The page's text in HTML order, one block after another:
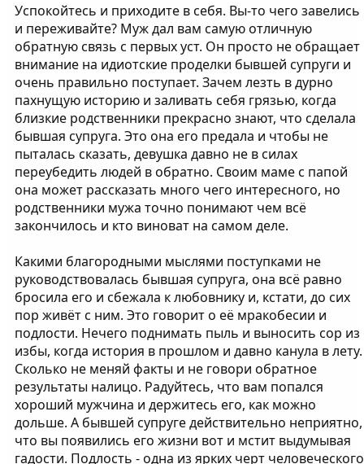
Успокойтесь и приходите в себя. Вы-то чего завелись
и переживайте? Муж дал вам самую отличную
обратную связь с первых уст. Он просто не обращает
внимание на идиотские проделки бывшей супруги и
очень правильно поступает. Зачем лезть в дурно
пахнущую историю и заливать себя грязью, когда
близкие родственники прекрасно знают, что сделала
бывшая супруга. Это она его предала и чтобы не
пыталась сказать, девушка давно не в силах
переубедить людей в обратно. Своим маме с папой
она может рассказать много чего интересного, но
родственники мужа точно понимают чем всё
закончилось и кто виноват на самом деле.
Какими благородными мыслями поступками не
руководствовалась бывшая супруга, она всё равно
бросила его и сбежала к любовнику и, кстати, до сих
пор живёт с ним. Это говорит о её мракобесии и
подлости. Нечего поднимать пыль и выносить сор из
избы, когда история в прошлом и давно канула в лету.
Сколько не меняй факты и не говори обратное
результаты налицо. Радуйтесь, что вам попался
хороший мужчина и держитесь его, как можно
дольше. А бывшей супруге действительно неприятно,
что вы появились его жизни вот и мстит выдумывая
гадости. Подлость - одна из ярких черт человеческого